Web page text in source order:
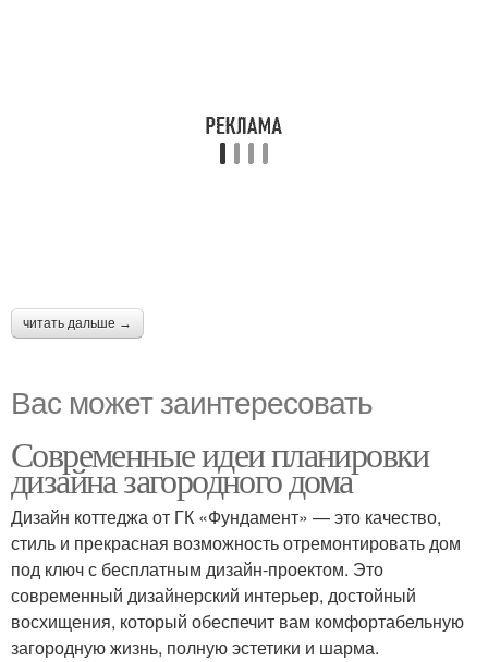
читать дальше →
Вас может заинтересовать
Современные идеи планировки
дизайна загородного дома
Дизайн коттеджа от ГК «Фундамент» — это качество,
стиль и прекрасная возможность отремонтировать дом
под ключ с бесплатным дизайн-проектом. Это
современный дизайнерский интерьер, достойный
восхищения, который обеспечит вам комфортабельную
загородную жизнь, полную эстетики и шарма.